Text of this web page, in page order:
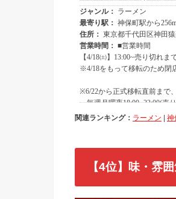
関連ランキング： ラーメン 神
【4位】味・雰